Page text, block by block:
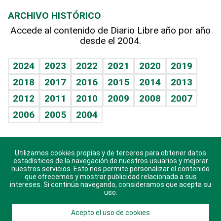
Hablando con el pediatra
Vida y familia
Eñe
Celebrando la vida
Sin complejos
En pocas palabras
Escuchando al corazón
Economía Personal
Línea de hit
TBT Deportivo
Hecho en casa
Guía del dinero
Cumpleaños
Horóscopos
Crucigramas
ARCHIVO HISTÓRICO
Accede al contenido de Diario Libre año por año
desde el 2004.
2024 2023 2022 2021 2020
2019
2018
2017 2016 2015 2014
2013
2012
2011 2010 2009 2008
2007
2006
2005 2004
Descarga nuestras aplicaciones para Android, iOS y
sistema Huawei.
Utilizamos cookies propias y de terceros para obtener datos
estadísticos de la navegación de nuestros usuarios y mejorar
nuestros servicios. Esto nos permite personalizar el contenido
que ofrecemos y mostrar publicidad relacionada a sus
intereses. Si continúa navegando, consideramos que acepta su
uso.
Acepto el uso de cookies